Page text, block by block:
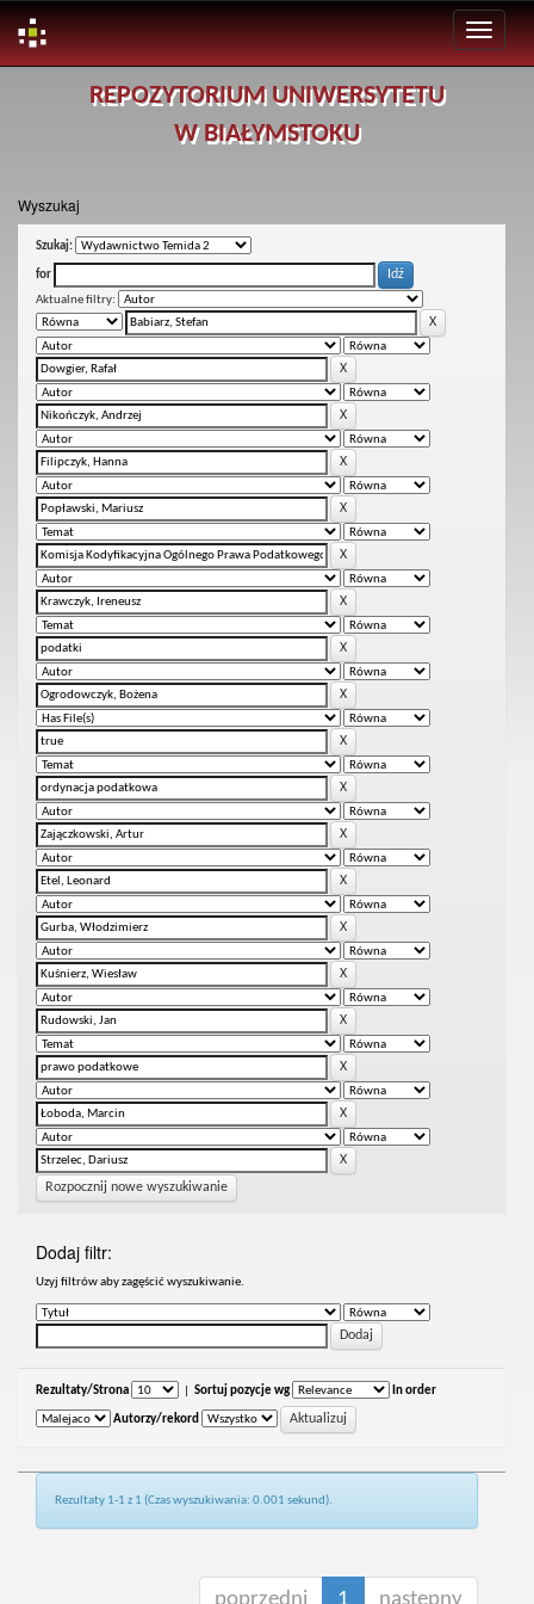
REPOZYTORIUM UNIWERSYTETU
W BIAŁYMSTOKU
Wyszukaj
Szukaj:
for
Aktualne filtry:
Rozpocznij nowe wyszukiwanie
Dodaj filtr:
Uzyj filtrów aby zagęścić wyszukiwanie.
Rezultaty/Strona Sortuj pozycje wg In order
Autorzy/rekord
Rezultaty 1-1 z 1 (Czas wyszukiwania: 0.001 sekund).